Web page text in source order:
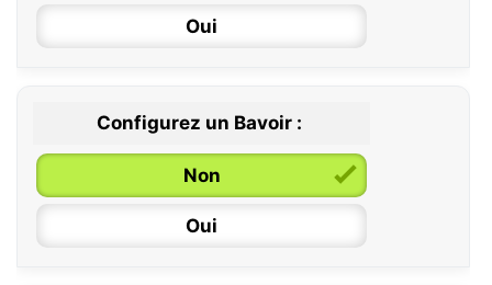
12 / 18 mois
Oui
Configurez un Bavoir :
Non
Oui